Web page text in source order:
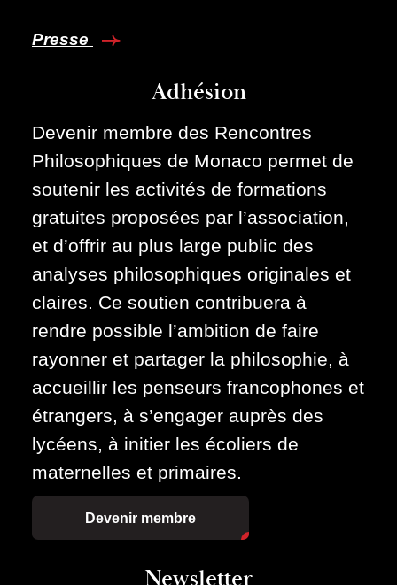
Presse
Adhésion
Devenir membre des Rencontres
Philosophiques de Monaco permet de
soutenir les activités de formations
gratuites proposées par l’association,
et d’offrir au plus large public des
analyses philosophiques originales et
claires. Ce soutien contribuera à
rendre possible l’ambition de faire
rayonner et partager la philosophie, à
accueillir les penseurs francophones et
étrangers, à s’engager auprès des
lycéens, à initier les écoliers de
maternelles et primaires.
Devenir membre